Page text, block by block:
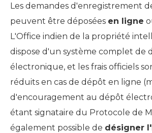
Les demandes d'enregistrement
peuvent être déposées en ligne
L'Office indien de la propriété
dispose d'un système complet de
électronique, et les frais officiels
réduits en cas de dépôt en ligne
d'encouragement au dépôt
étant signataire du Protocole de
également possible de désigner